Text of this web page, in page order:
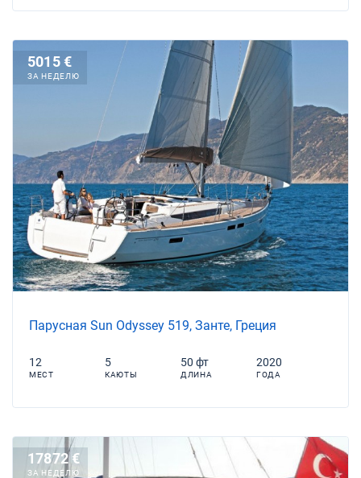
5015 €
ЗА НЕДЕЛЮ
Парусная Sun Odyssey 519, Занте, Греция
12
МЕСТ
5
КАЮТЫ
50 фт
ДЛИНА
2020
ГОДА
17872 €
ЗА НЕДЕЛЮ